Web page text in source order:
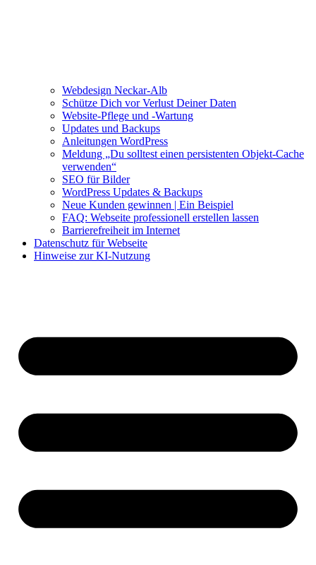
Webdesign Neckar-Alb
Schütze Dich vor Verlust Deiner Daten
Website-Pflege und -Wartung
Updates und Backups
Anleitungen WordPress
Meldung „Du solltest einen persistenten Objekt-Cache
verwenden“
SEO für Bilder
WordPress Updates & Backups
Neue Kunden gewinnen | Ein Beispiel
FAQ: Webseite professionell erstellen lassen
Barrierefreiheit im Internet
Datenschutz für Webseite
Hinweise zur KI-Nutzung